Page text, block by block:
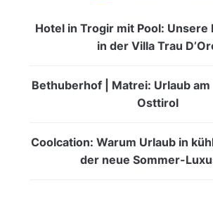
Hotel in Trogir mit Pool: Unsere
in der Villa Trau
Bethuberhof | Matrei: Urlaub
Osttirol
Coolcation: Warum Urlaub in
der neue Sommer-